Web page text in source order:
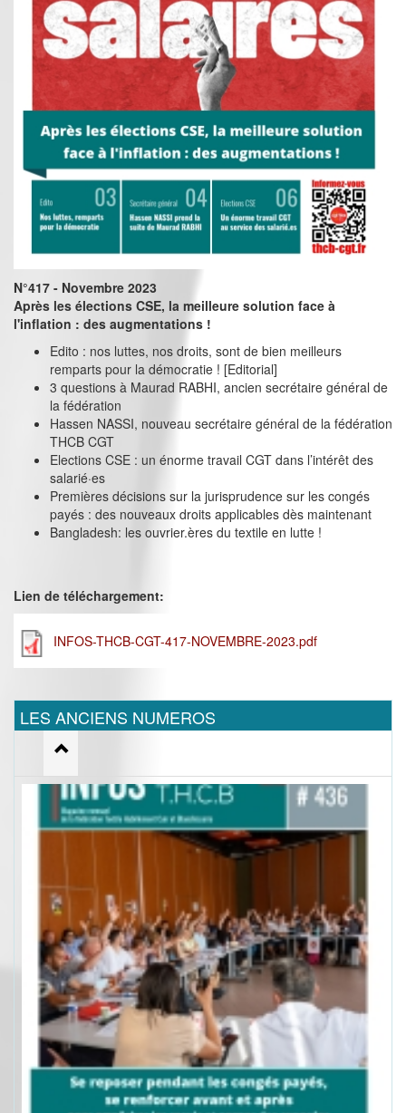
N°417 - Novembre 2023
Après les élections CSE, la meilleure solution face à
l'inflation : des augmentations !
Edito : nos luttes, nos droits, sont de bien meilleurs
remparts pour la démocratie ! [Editorial]
3 questions à Maurad RABHI, ancien secrétaire général de
la fédération
Hassen NASSI, nouveau secrétaire général de la fédération
THCB CGT
Elections CSE : un énorme travail CGT dans l’intérêt des
salarié·es
Premières décisions sur la jurisprudence sur les congés
payés : des nouveaux droits applicables dès maintenant
Bangladesh: les ouvrier.ères du textile en lutte !
Lien de téléchargement:
INFOS-THCB-CGT-417-NOVEMBRE-2023.pdf
LES ANCIENS NUMEROS